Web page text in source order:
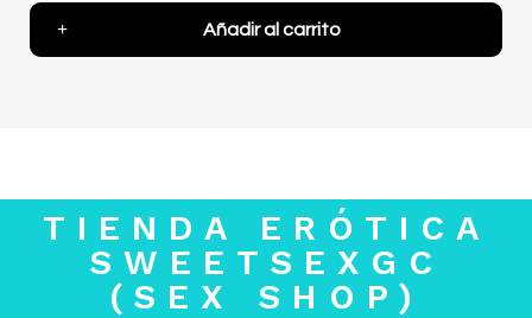
Añadir al carrito
TIENDA ERÓTICA
SWEETSEXGC
(SEX SHOP)